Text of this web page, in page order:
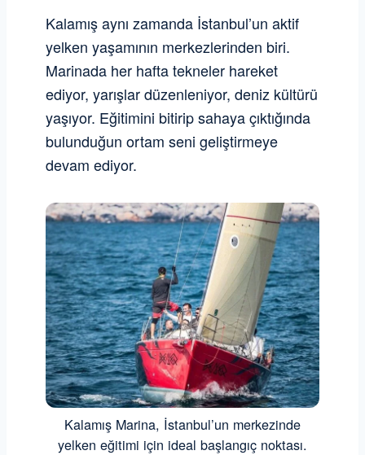
Kalamış aynı zamanda İstanbul’un aktif
yelken yaşamının merkezlerinden biri.
Marinada her hafta tekneler hareket
ediyor, yarışlar düzenleniyor, deniz kültürü
yaşıyor. Eğitimini bitirip sahaya çıktığında
bulunduğun ortam seni geliştirmeye
devam ediyor.
Kalamış Marina, İstanbul’un merkezinde
yelken eğitimi için ideal başlangıç noktası.